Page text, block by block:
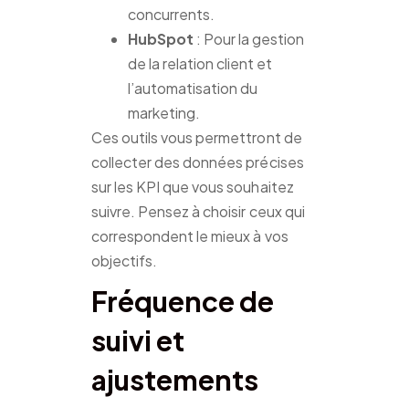
concurrents.
HubSpot : Pour la gestion
de la relation client et
l’automatisation du
marketing.
Ces outils vous permettront de
collecter des données précises
sur les KPI que vous souhaitez
suivre. Pensez à choisir ceux qui
correspondent le mieux à vos
objectifs.
Fréquence de
suivi et
ajustements